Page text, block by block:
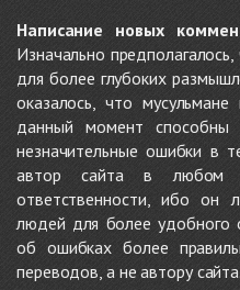
Написание новых
Изначально
для более глубоких
оказалось, что
данный момент способны
незначительные ошибки в
автор сайта в любом
ответственности, ибо он
людей для более удобного
об ошибках более
переводов, а не автору сайта.